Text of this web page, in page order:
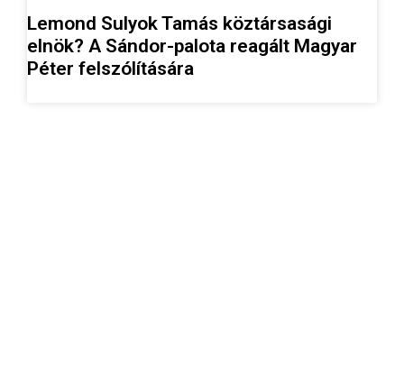
Lemond Sulyok Tamás köztársasági
elnök? A Sándor-palota reagált Magyar
Péter felszólítására